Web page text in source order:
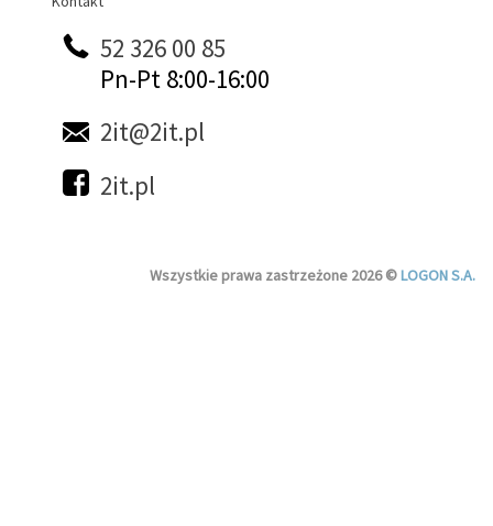
52 326 00 85
Pn-Pt 8:00-16:00
2it@2it.pl
2it.pl
Wszystkie prawa zastrzeżone 2026 ©LOGON S.A.